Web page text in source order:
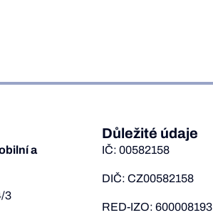
a
3
Důležité údaje
IČ: 00582158
DIČ: CZ00582158
RED-IZO: 600008193